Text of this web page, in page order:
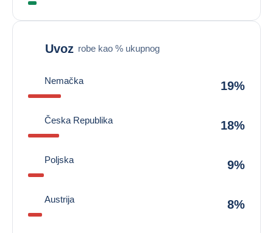
Uvoz robe kao % ukupnog
Nemačka 19%
Česka Republika 18%
Poljska 9%
Austrija 8%